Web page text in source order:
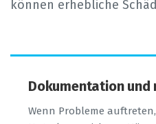
können erhebliche
Dokumentation und
Wenn Probleme